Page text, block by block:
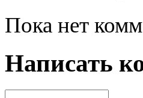
Пока нет
Написать